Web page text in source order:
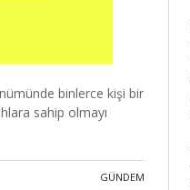
binlerce kişi bir
sahip olmayı
GÜNDEM